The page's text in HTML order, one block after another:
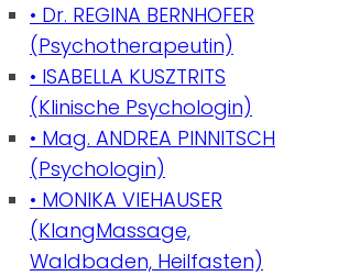
• Dr. REGINA BERNHOFER
(Psychotherapeutin)
• ISABELLA KUSZTRITS
(Klinische Psychologin)
• Mag. ANDREA PINNITSCH
(Psychologin)
• MONIKA VIEHAUSER
(KlangMassage,
Waldbaden, Heilfasten)